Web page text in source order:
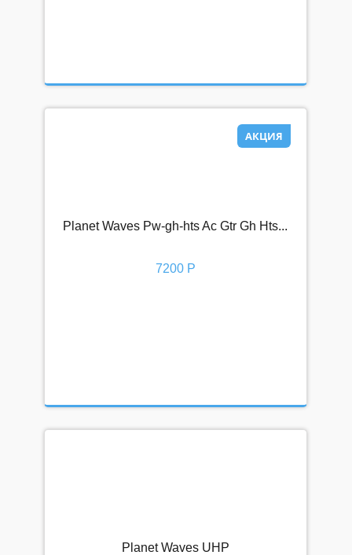
АКЦИЯ
Planet Waves Pw-gh-hts Ac Gtr Gh Hts...
7200 Р
Planet Waves UHP